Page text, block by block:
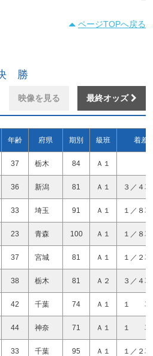
ページTOPへ戻る
勝
映像を見る 最終オッズ
年齢 府県 期別 級班 着差
37 栃木 84 Ａ１
36 新潟 81 Ａ１ ３／４
33 埼玉 91 Ａ１ １／８
23 青森 100 Ａ１ １／８
37 宮城 81 Ａ１ １／２
38 栃木 81 Ａ２ ３／４
42 千葉 74 Ａ１ １ 車
44 神奈 71 Ａ１ １ 車
33 千葉 95 Ａ１ １／２